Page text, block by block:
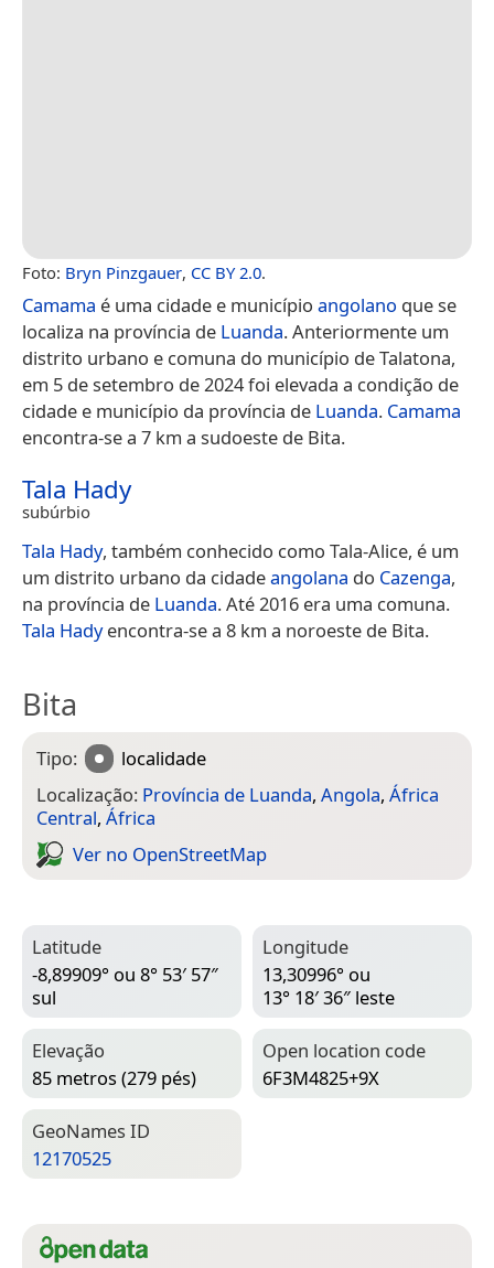
Foto: Bryn Pinzgauer, CC BY 2.0.
Camama é uma cidade e município angolano que se
localiza na província de Luanda. Anteriormente um
distrito urbano e comuna do município de Talatona,
em 5 de setembro de 2024 foi elevada a condição de
cidade e município da província de Luanda. Camama
encontra-se a 7 km a sudoeste de Bita.
Tala Hady
subúrbio
Tala Hady, também conhecido como Tala-Alice, é um
um distrito urbano da cidadeangolana do Cazenga,
na província de Luanda. Até 2016 era uma comuna.
Tala Hadyencontra-se a 8 km a noroeste de Bita.
Bita
Tipo:
localidade
Localização: Província de Luanda, Angola, África
Central, África
Ver no Open­Street­Map
Latitude
-8,89909° ou 8° 53′ 57″
sul
Longitude
13,30996° ou
13° 18′ 36″ leste
Elevação
85 metros (279 pés)
Open location code
6F3M4825+9X
Geo­Names ID
12170525